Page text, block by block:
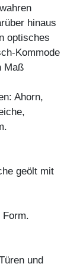
hinaus
optisches
Kommode
Maß
Ahorn,
geölt mit
Form.
und